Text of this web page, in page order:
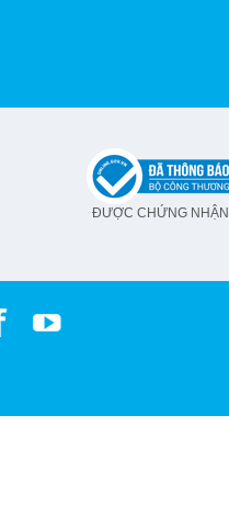
ĐƯỢC CHỨNG NHẬN